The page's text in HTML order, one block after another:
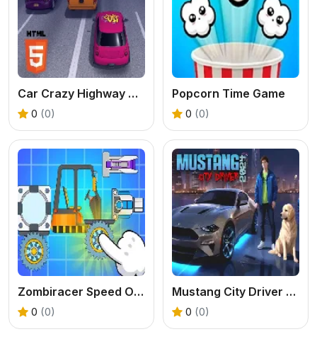
Car Crazy Highway Drive Mobile
0 (0)
Popcorn Time Game
0 (0)
Zombiracer Speed On Earth
0 (0)
Mustang City Driver 2024
0 (0)